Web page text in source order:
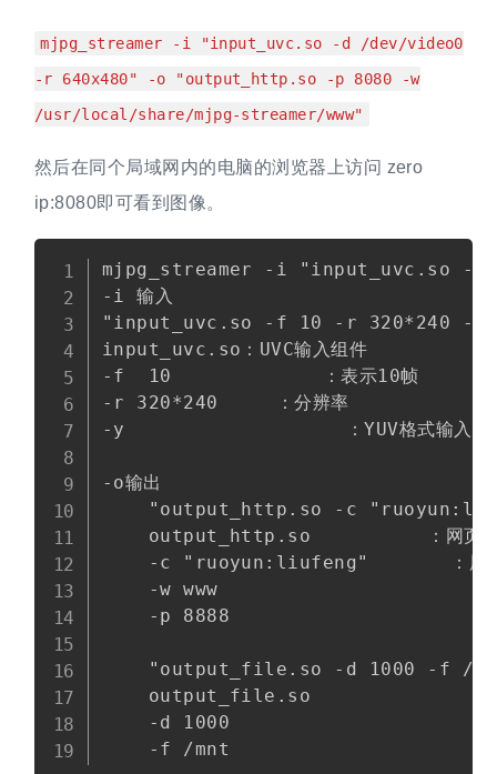
mjpg_streamer -i "input_uvc.so -d /dev/video0
-r 640x480" -o "output_http.so -p 8080 -w
/usr/local/share/mjpg-streamer/www"
然后在同个局域网内的电脑的浏览器上访问 zero
ip:8080即可看到图像。
mjpg_streamer -i "input_uvc.so
-i 输入
"input_uvc.so -f 10 -r 320*240 -y"
input_uvc.so：UVC输入组件
-f  10             ：表示10帧
-r 320*240     ：分辨率
-y                   ：YUV格式输入（有卡顿
-o输出
"output_http.so -c
output_http.so          ：网页输
-c "ruoyun:liufeng"       ：用
-w www
-p 8888
"output_file.so -d 1000 -f
output_file.so
-d 1000
Copy